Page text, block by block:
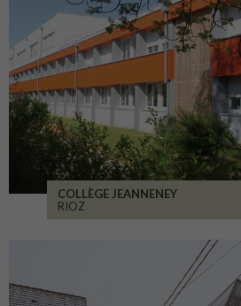
COLLÈGE JEANNENEY
RIOZ